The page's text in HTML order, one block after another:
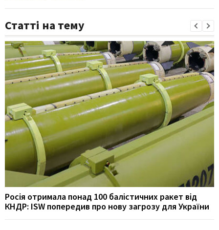
Статті на тему
Росія отримала понад 100 балістичних ракет від
КНДР: ISW попередив про нову загрозу для України